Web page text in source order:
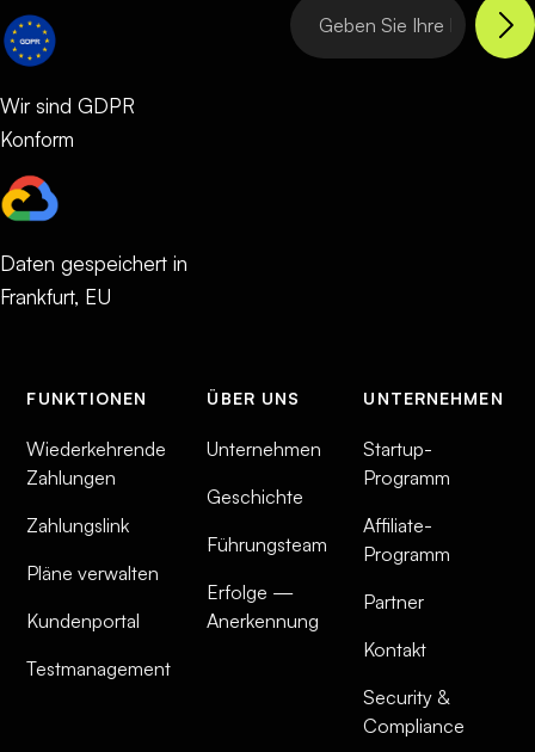
Wir sind GDPR
Konform
Daten gespeichert in
Frankfurt, EU
FUNKTIONEN
Wiederkehrende
Zahlungen
Zahlungslink
Pläne verwalten
Kundenportal
Testmanagement
ÜBER UNS
Unternehmen
Geschichte
Führungsteam
Erfolge —
Anerkennung
UNTERNEHMEN
Startup-
Programm
Affiliate-
Programm
Partner
Kontakt
Security &
Compliance